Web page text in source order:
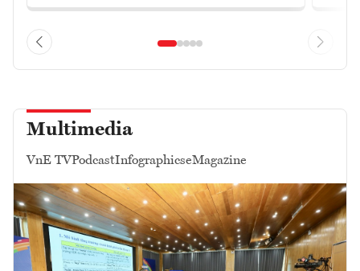
Multimedia
VnE TVPodcastInfographicseMagazine